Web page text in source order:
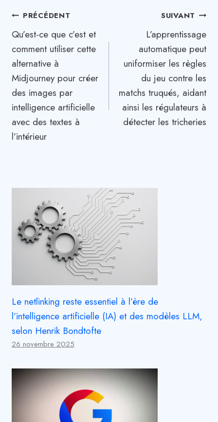
Navigation
de
l’article
PRÉCÉDENT
Qu’est-ce que c’est et
comment utiliser cette
alternative à
Midjourney pour créer
des images par
intelligence artificielle
avec des textes à
l’intérieur
SUIVANT
L’apprentissage
automatique peut
uniformiser les règles
du jeu contre les
matchs truqués, aidant
ainsi les régulateurs à
détecter les tricheries
Le netlinking reste essentiel à l’ère de
l’intelligence artificielle (IA) et des modèles LLM,
selon Henrik Bondtofte
26 novembre 2025